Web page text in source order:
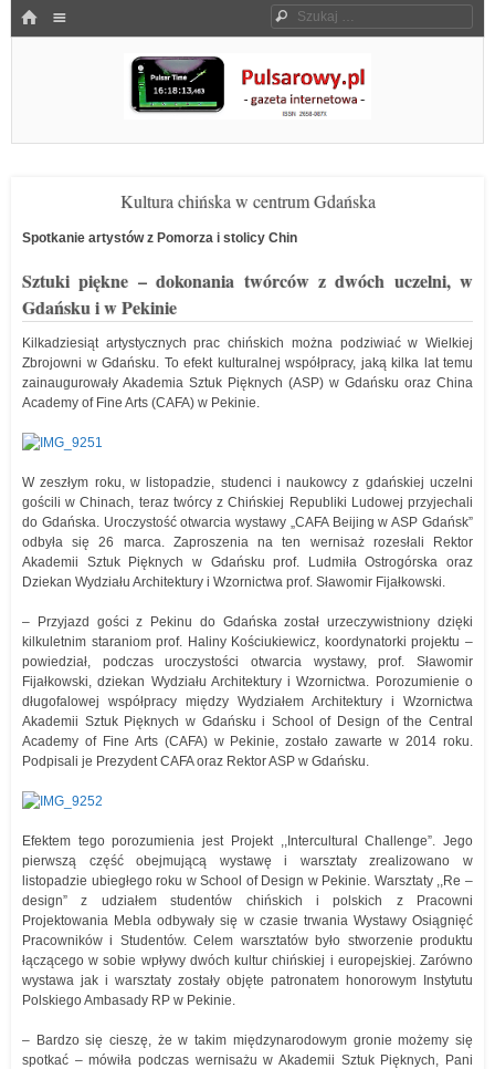
HOME Szukaj
Pulsarowy.pl
Kultura chińska w centrum Gdańska
Spotkanie artystów z Pomorza i stolicy Chin
Sztuki piękne – dokonania twórców z dwóch uczelni, w
Gdańsku i w Pekinie
Kilkadziesiąt artystycznych prac chińskich można podziwiać w Wielkiej
Zbrojowni w Gdańsku. To efekt kulturalnej współpracy, jaką kilka lat temu
zainaugurowały Akademia Sztuk Pięknych (ASP) w Gdańsku oraz China
Academy of Fine Arts (CAFA) w Pekinie.
W zeszłym roku, w listopadzie, studenci i naukowcy z gdańskiej uczelni
gościli w Chinach, teraz twórcy z Chińskiej Republiki Ludowej przyjechali
do Gdańska. Uroczystość otwarcia wystawy „CAFA Beijing w ASP Gdańsk”
odbyła się 26 marca. Zaproszenia na ten wernisaż rozesłali Rektor
Akademii Sztuk Pięknych w Gdańsku prof. Ludmiła Ostrogórska oraz
Dziekan Wydziału Architektury i Wzornictwa prof. Sławomir Fijałkowski.
– Przyjazd gości z Pekinu do Gdańska został urzeczywistniony dzięki
kilkuletnim staraniom prof. Haliny Kościukiewicz, koordynatorki projektu –
powiedział, podczas uroczystości otwarcia wystawy, prof. Sławomir
Fijałkowski, dziekan Wydziału Architektury i Wzornictwa. Porozumienie o
długofalowej współpracy między Wydziałem Architektury i Wzornictwa
Akademii Sztuk Pięknych w Gdańsku i School of Design of the Central
Academy of Fine Arts (CAFA) w Pekinie, zostało zawarte w 2014 roku.
Podpisali je Prezydent CAFA oraz Rektor ASP w Gdańsku.
Efektem tego porozumienia jest Projekt ,,Intercultural Challenge”. Jego
pierwszą część obejmującą wystawę i warsztaty zrealizowano w
listopadzie ubiegłego roku w School of Design w Pekinie. Warsztaty ,,Re –
design” z udziałem studentów chińskich i polskich z Pracowni
Projektowania Mebla odbywały się w czasie trwania Wystawy Osiągnięć
Pracowników i Studentów. Celem warsztatów było stworzenie produktu
łączącego w sobie wpływy dwóch kultur chińskiej i europejskiej. Zarówno
wystawa jak i warsztaty zostały objęte patronatem honorowym Instytutu
Polskiego Ambasady RP w Pekinie.
– Bardzo się cieszę, że w takim międzynarodowym gronie możemy się
spotkać – mówiła podczas wernisażu w Akademii Sztuk Pięknych, Pani